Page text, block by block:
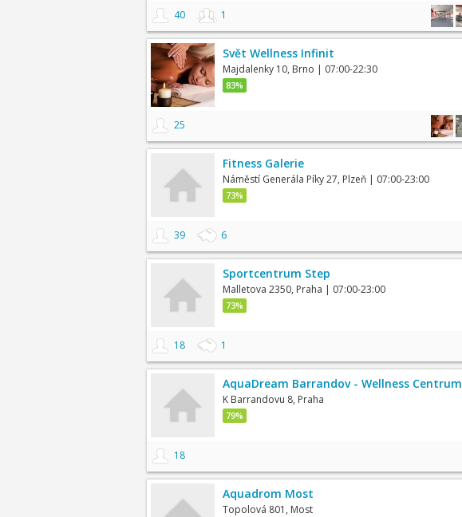
40 1
Svět Wellness Infinit
Majdalenky 10, Brno | 07:00-22:30
83%
25
Fitness Galerie
Náměstí Generála Píky 27, Plzeň | 07:00-23:00
73%
39 6
Sportcentrum Step
Malletova 2350, Praha | 07:00-23:00
73%
18 1
AquaDream Barrandov - Wellness Centrum
K Barrandovu 8, Praha
79%
18
Aquadrom Most
Topolová 801, Most